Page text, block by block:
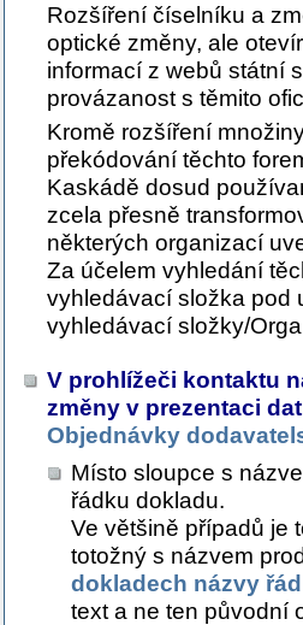
Rozšíření číselníku a
optické změny, ale
informací z webů státní
provázanost s těmito
Kromě rozšíření
překódování těchto
Kaskádě dosud
zcela přesně
některých organizací
Za účelem vyhledání
vyhledávací složka pod
vyhledávací složky/
V prohlížeči kontaktu
změny v prezentaci
Objednávky
Místo sloupce s
řádku dokladu.
Ve většině případů je
totožný s názvem
dokladech názvy
text a ne ten původní